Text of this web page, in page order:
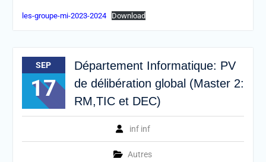
les-groupe-mi-2023-2024 Download
SEP
17
Département Informatique: PV
de délibération global (Master 2:
RM,TIC et DEC)
inf inf
Autres